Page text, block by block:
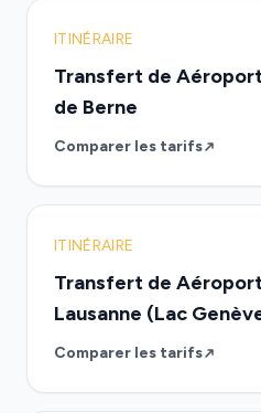
ITINÉRAIRE
Transfert de
de Berne
Comparer les tarifs
ITINÉRAIRE
Transfert de
Lausanne (Lac
Comparer les tarifs